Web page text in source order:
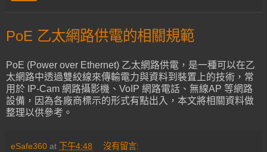
PoE 乙太網路供電的相關規範
PoE (Power over Ethernet) 乙太網路供電，是一種可以在乙
太網路中透過雙絞線來傳輸電力與資料到裝置上的技術，常
用於 IP-Cam 網路攝影機、VoIP 網路電話、無線AP 等網路
設備，因為各廠商標示的形式有點出入，本文將相關資料做
整理以供參考。
eSafe360 at 下午4:48 沒有留言: